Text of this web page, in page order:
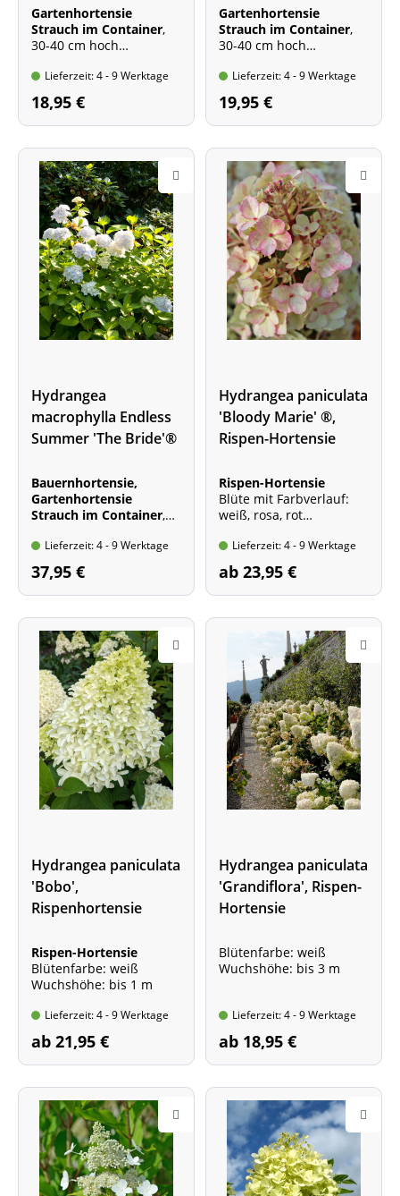
Gartenhortensie
Strauch im Container,
30-40 cm hoch
Wuchshöhe: bis 1,3 m
Lieferzeit: 4 - 9 Werktage
18,95 €
Gartenhortensie
Strauch im Container,
30-40 cm hoch
dunkelrosa
Wuchshöhe: bis 1,3 m
Lieferzeit: 4 - 9 Werktage
19,95 €
Hydrangea
macrophylla Endless
Summer 'The Bride'®
Bauernhortensie,
Gartenhortensie
Strauch im Container,
Blütenfarbe: weiß, rosa
angehaucht
Wuchshöhe: bis 1,3 m
Lieferzeit: 4 - 9 Werktage
37,95 €
Hydrangea paniculata
'Bloody Marie' ®,
Rispen-Hortensie
Rispen-Hortensie
Blüte mit Farbverlauf:
weiß, rosa, rot
Lieferzeit: 4 - 9 Werktage
ab 23,95 €
Hydrangea paniculata
'Bobo',
Rispenhortensie
Rispen-Hortensie
Blütenfarbe: weiß
Wuchshöhe: bis 1 m
Lieferzeit: 4 - 9 Werktage
ab 21,95 €
Hydrangea paniculata
'Grandiflora', Rispen-
Hortensie
Blütenfarbe: weiß
Wuchshöhe: bis 3 m
Lieferzeit: 4 - 9 Werktage
ab 18,95 €